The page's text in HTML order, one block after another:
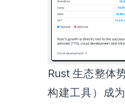
Rust 生态整体
构建工具）成